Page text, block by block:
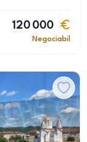
120 000
Negociabil